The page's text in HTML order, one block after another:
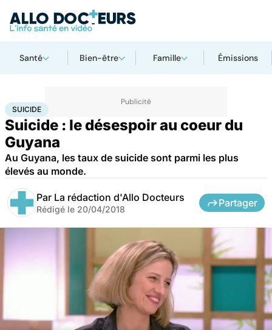
Santé Bien-être Famille Émissions
AccueilBien-être
SUICIDE
Suicide : le désespoir au coeur du
Guyana
Au Guyana, les taux de suicide sont parmi les plus
élevés au monde.
Par La rédaction d'Allo Docteurs
Rédigé le 20/04/2018
Partager